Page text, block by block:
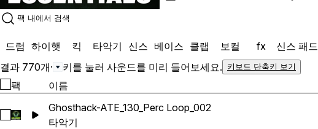
드럼 하이햇 킥 타악기 신스 베이스 클랩 보컬 fx 신스 패드
결과 770개· 키를 눌러 사운드를 미리 들어보세요. 키보드 단축키 보기
팩 이름
Ghosthack-ATE_130_Perc Loop_002 선택
Ghosthack-ATE_130_Perc Loop_002
타악기